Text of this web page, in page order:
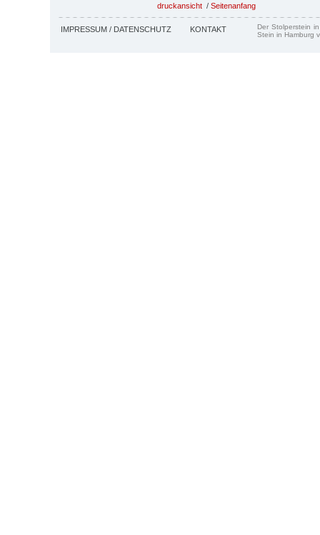
druckansicht / Seitenanfang
IMPRESSUM / DATENSCHUTZ KONTAKT
Der Stolperstein
Stein in Hamburg